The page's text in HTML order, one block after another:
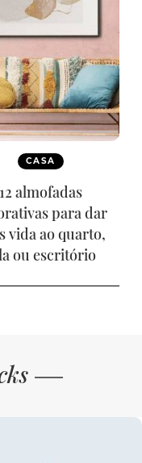
CASA
12 almofadas
para dar
vida ao quarto,
ou escritório